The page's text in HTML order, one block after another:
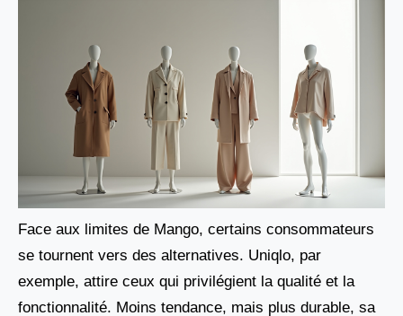
Face aux limites de Mango, certains consommateurs
se tournent vers des alternatives. Uniqlo, par
exemple, attire ceux qui privilégient la qualité et la
fonctionnalité. Moins tendance, mais plus durable, sa